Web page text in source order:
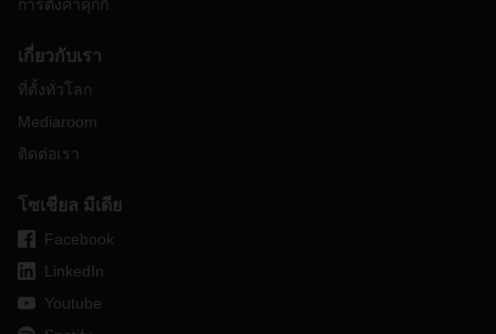
การตั้งค่าคุกกี้
เกี่ยวกับเรา
ที่ตั้งทั่วโลก
Mediaroom
ติดต่อเรา
โซเชียล มีเดีย
Facebook
LinkedIn
Youtube